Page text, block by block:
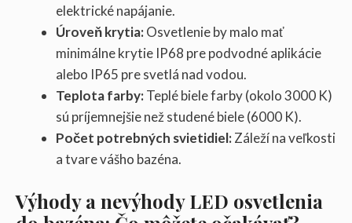
elektrické napájanie.
Úroveň krytia:Osvetlenie by malo mať
minimálne krytie IP68 pre podvodné aplikácie
alebo IP65 pre svetlá nad vodou.
Teplota farby:Teplé biele farby (okolo 3000 K)
sú príjemnejšie než studené biele (6000 K).
Počet potrebných svietidiel:Záleží na veľkosti
a tvare vášho bazéna.
Výhody a nevýhody LED osvetlenia